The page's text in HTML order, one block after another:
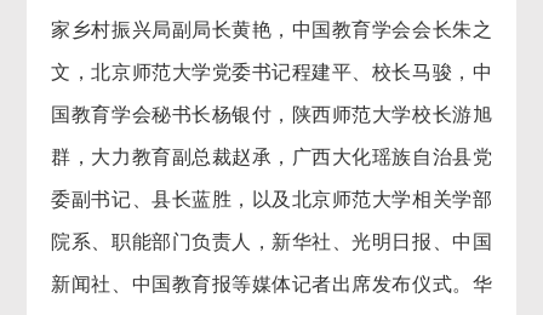
家乡村振兴局副局长黄艳，中国教育学会会长朱之
文，北京师范大学党委书记程建平、校长马骏，中
国教育学会秘书长杨银付，陕西师范大学校长游旭
群，大力教育副总裁赵承，广西大化瑶族自治县党
委副书记、县长蓝胜，以及北京师范大学相关学部
院系、职能部门负责人，新华社、光明日报、中国
新闻社、中国教育报等媒体记者出席发布仪式。华